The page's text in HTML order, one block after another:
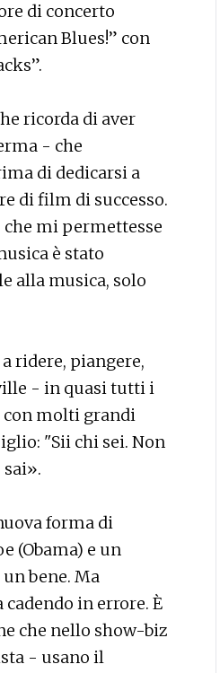
di concerto
Blues!” con
ricorda di aver
- che
di dedicarsi a
di film di successo.
mi permettesse
è stato
alla musica, solo
ridere, piangere,
- in quasi tutti i
con molti grandi
"Sii chi sei. Non
forma di
(Obama) e un
bene. Ma
in errore. È
che nello show-biz
- usano il